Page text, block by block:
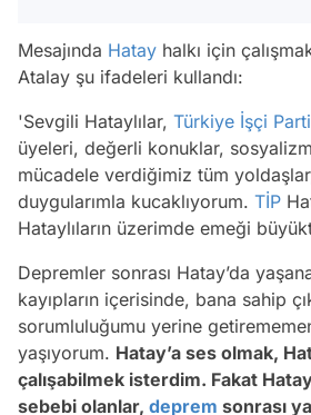
Mesajında Hatay halkı için
Atalay şu ifadeleri kullandı:
'Sevgili Hataylılar, Türkiye İşçi
üyeleri, değerli konuklar,
mücadele verdiğimiz tüm
duygularımla kucaklıyorum. TİP
Hataylıların üzerimde emeği
Depremler sonrası Hatay’da
kayıpların içerisinde, bana sahip
sorumluluğumu yerine
yaşıyorum. Hatay’a ses olmak,
çalışabilmek isterdim. Fakat
sebebi olanlar, deprem sonrası